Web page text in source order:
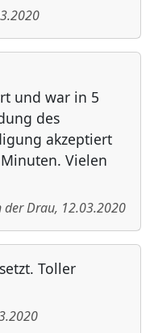
und war in 5
des
akzeptiert
Vielen
der Drau, 12.03.2020
Toller